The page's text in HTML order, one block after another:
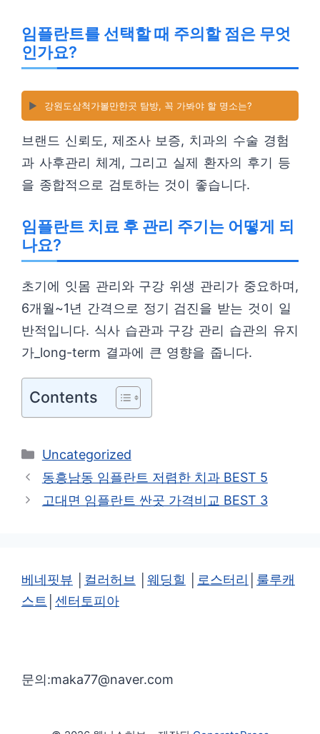
임플란트를 선택할 때 주의할 점은 무엇
인가요?
▶️ 강원도삼척가볼만한곳 탐방, 꼭 가봐야 할 명소는?
브랜드 신뢰도, 제조사 보증, 치과의 수술 경험
과 사후관리 체계, 그리고 실제 환자의 후기 등
을 종합적으로 검토하는 것이 좋습니다.
임플란트 치료 후 관리 주기는 어떻게 되
나요?
초기에 잇몸 관리와 구강 위생 관리가 중요하며,
6개월~1년 간격으로 정기 검진을 받는 것이 일
반적입니다. 식사 습관과 구강 관리 습관의 유지
가_long-term 결과에 큰 영향을 줍니다.
Contents
카
테
리
Uncategorized
동흥남동 임플란트 저렴한 치과 BEST 5
고대면 임플란트 싼곳 가격비교 BEST 3
베네핏뷰 컬러허브 웨딩힐 로스터리
룰루캐
스트
센터토피아
문의:maka77@naver.com